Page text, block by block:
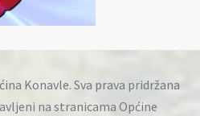
Konavle. Sva prava pridržana
na stranicama Općine